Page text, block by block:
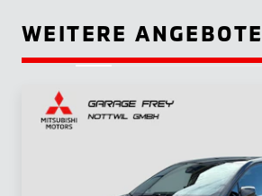
WEITERE ANGEBOTE